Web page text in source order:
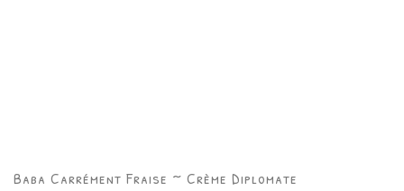
Baba Carrément Fraise ~ Crème Diplomate